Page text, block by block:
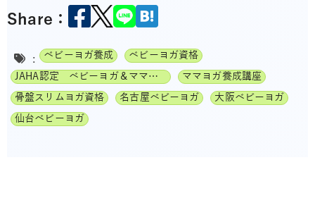
Share：
: ベビーヨガ養成
ベビーヨガ資格
JAHA認定 ベビーヨガ＆ママヨガ（親子ヨガ）インストラクター
ママヨガ養成講座
骨盤スリムヨガ資格
名古屋ベビーヨガ
大阪ベビーヨガ
仙台ベビーヨガ